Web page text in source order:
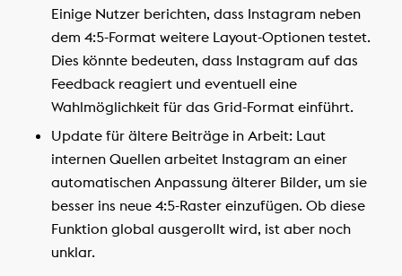
Einige Nutzer berichten, dass Instagram neben
dem 4:5-Format weitere Layout-Optionen testet.
Dies könnte bedeuten, dass Instagram auf das
Feedback reagiert und eventuell eine
Wahlmöglichkeit für das Grid-Format einführt.
Update für ältere Beiträge in Arbeit: Laut
internen Quellen arbeitet Instagram an einer
automatischen Anpassung älterer Bilder, um sie
besser ins neue 4:5-Raster einzufügen. Ob diese
Funktion global ausgerollt wird, ist aber noch
unklar.